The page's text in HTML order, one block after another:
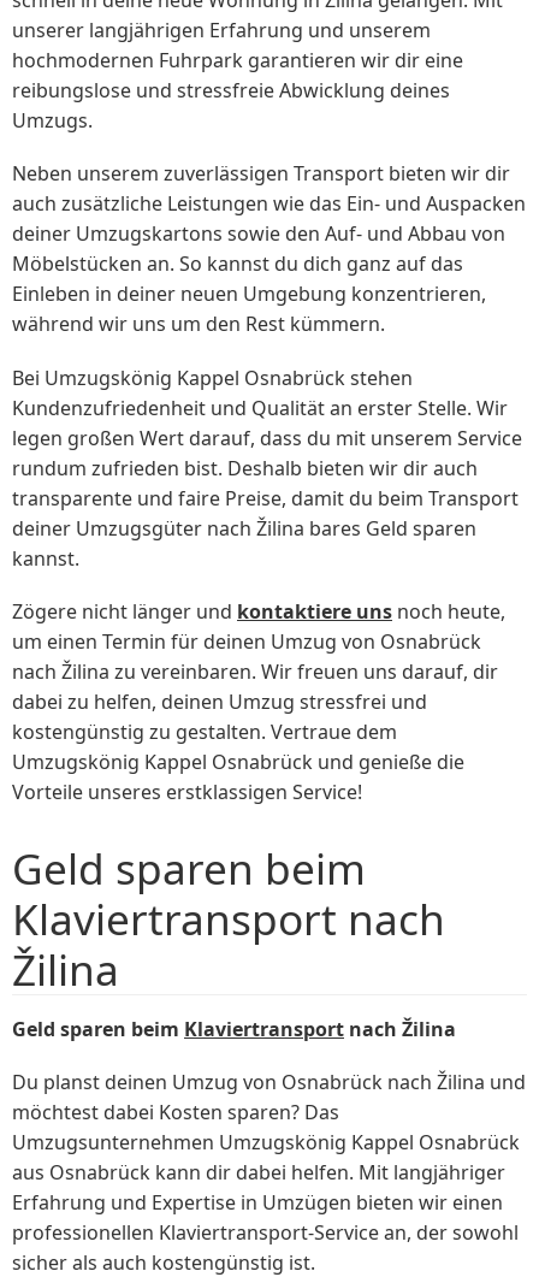
unserer langjährigen Erfahrung und unserem
hochmodernen Fuhrpark garantieren wir dir eine
reibungslose und stressfreie Abwicklung deines
Umzugs.
Neben unserem zuverlässigen Transport bieten wir dir
auch zusätzliche Leistungen wie das Ein- und Auspacken
deiner Umzugskartons sowie den Auf- und Abbau von
Möbelstücken an. So kannst du dich ganz auf das
Einleben in deiner neuen Umgebung konzentrieren,
während wir uns um den Rest kümmern.
Bei Umzugskönig Kappel Osnabrück stehen
Kundenzufriedenheit und Qualität an erster Stelle. Wir
legen großen Wert darauf, dass du mit unserem Service
rundum zufrieden bist. Deshalb bieten wir dir auch
transparente und faire Preise, damit du beim Transport
deiner Umzugsgüter nach Žilina bares Geld sparen
kannst.
Zögere nicht länger und kontaktiere uns noch heute,
um einen Termin für deinen Umzug von Osnabrück
nach Žilina zu vereinbaren. Wir freuen uns darauf, dir
dabei zu helfen, deinen Umzug stressfrei und
kostengünstig zu gestalten. Vertraue dem
Umzugskönig Kappel Osnabrück und genieße die
Vorteile unseres erstklassigen Service!
Geld sparen beim
Klaviertransport nach
Žilina
Geld sparen beim Klaviertransport nach Žilina
Du planst deinen Umzug von Osnabrück nach Žilina und
möchtest dabei Kosten sparen? Das
Umzugsunternehmen Umzugskönig Kappel Osnabrück
aus Osnabrück kann dir dabei helfen. Mit langjähriger
Erfahrung und Expertise in Umzügen bieten wir einen
professionellen Klaviertransport-Service an, der sowohl
sicher als auch kostengünstig ist.